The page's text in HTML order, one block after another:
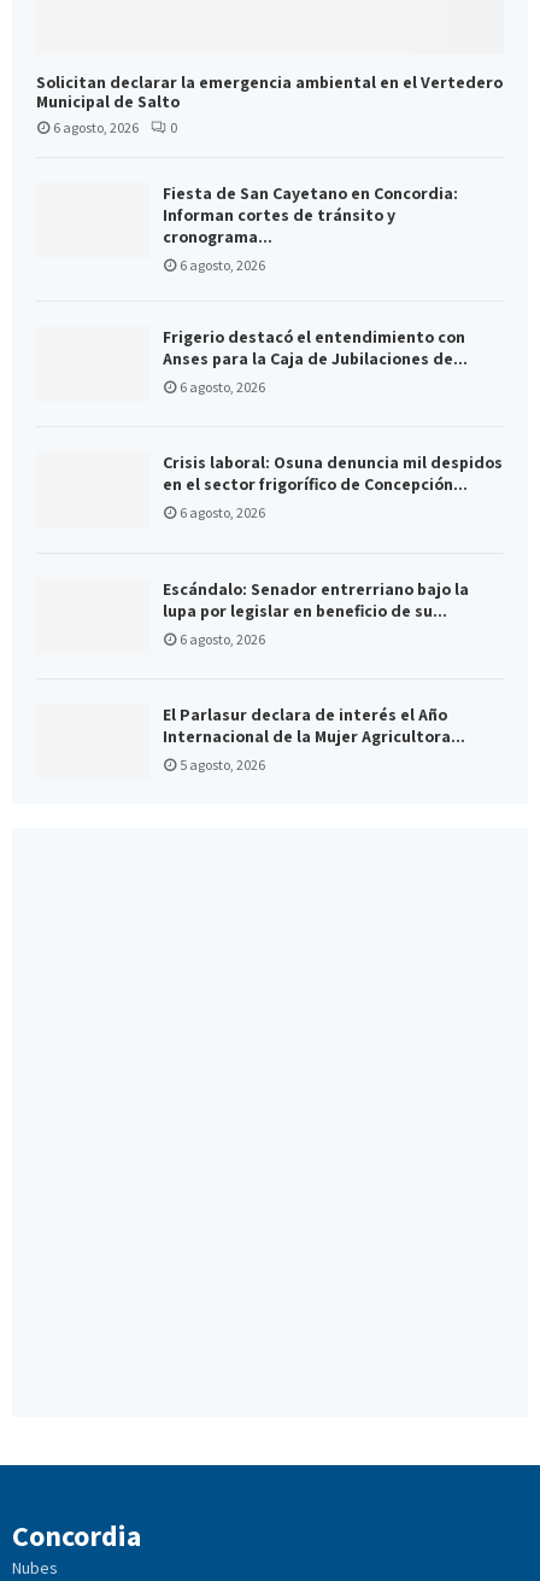
Solicitan declarar la emergencia ambiental en el Vertedero
Municipal de Salto
6 agosto, 2026 0
Fiesta de San Cayetano en Concordia:
Informan cortes de tránsito y
cronograma...
6 agosto, 2026
Frigerio destacó el entendimiento con
Anses para la Caja de Jubilaciones de...
6 agosto, 2026
Crisis laboral: Osuna denuncia mil despidos
en el sector frigorífico de Concepción...
6 agosto, 2026
Escándalo: Senador entrerriano bajo la
lupa por legislar en beneficio de su...
6 agosto, 2026
El Parlasur declara de interés el Año
Internacional de la Mujer Agricultora...
5 agosto, 2026
Concordia
Nubes